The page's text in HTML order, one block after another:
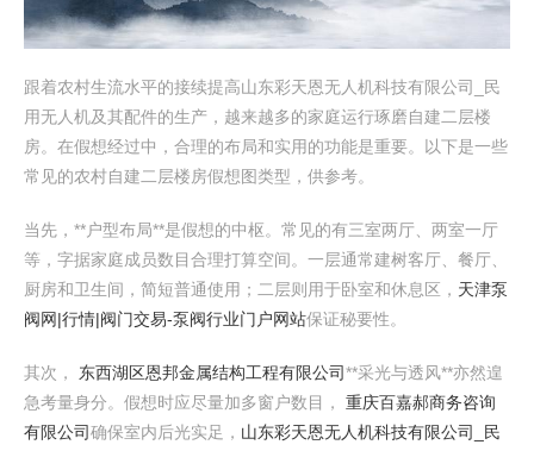
跟着农村生流水平的接续提高山东彩天恩无人机科技有限公司_民
用无人机及其配件的生产，越来越多的家庭运行琢磨自建二层楼
房。在假想经过中，合理的布局和实用的功能是重要。以下是一些
常见的农村自建二层楼房假想图类型，供参考。
当先，**户型布局**是假想的中枢。常见的有三室两厅、两室一厅
等，字据家庭成员数目合理打算空间。一层通常建树客厅、餐厅、
厨房和卫生间，简短普通使用；二层则用于卧室和休息区， 天津泵
阀网|行情|阀门交易-泵阀行业门户网站保证秘要性。
其次， 东西湖区恩邦金属结构工程有限公司**采光与透风**亦然遑
急考量身分。假想时应尽量加多窗户数目， 重庆百嘉郝商务咨询
有限公司确保室内后光实足， 山东彩天恩无人机科技有限公司_民